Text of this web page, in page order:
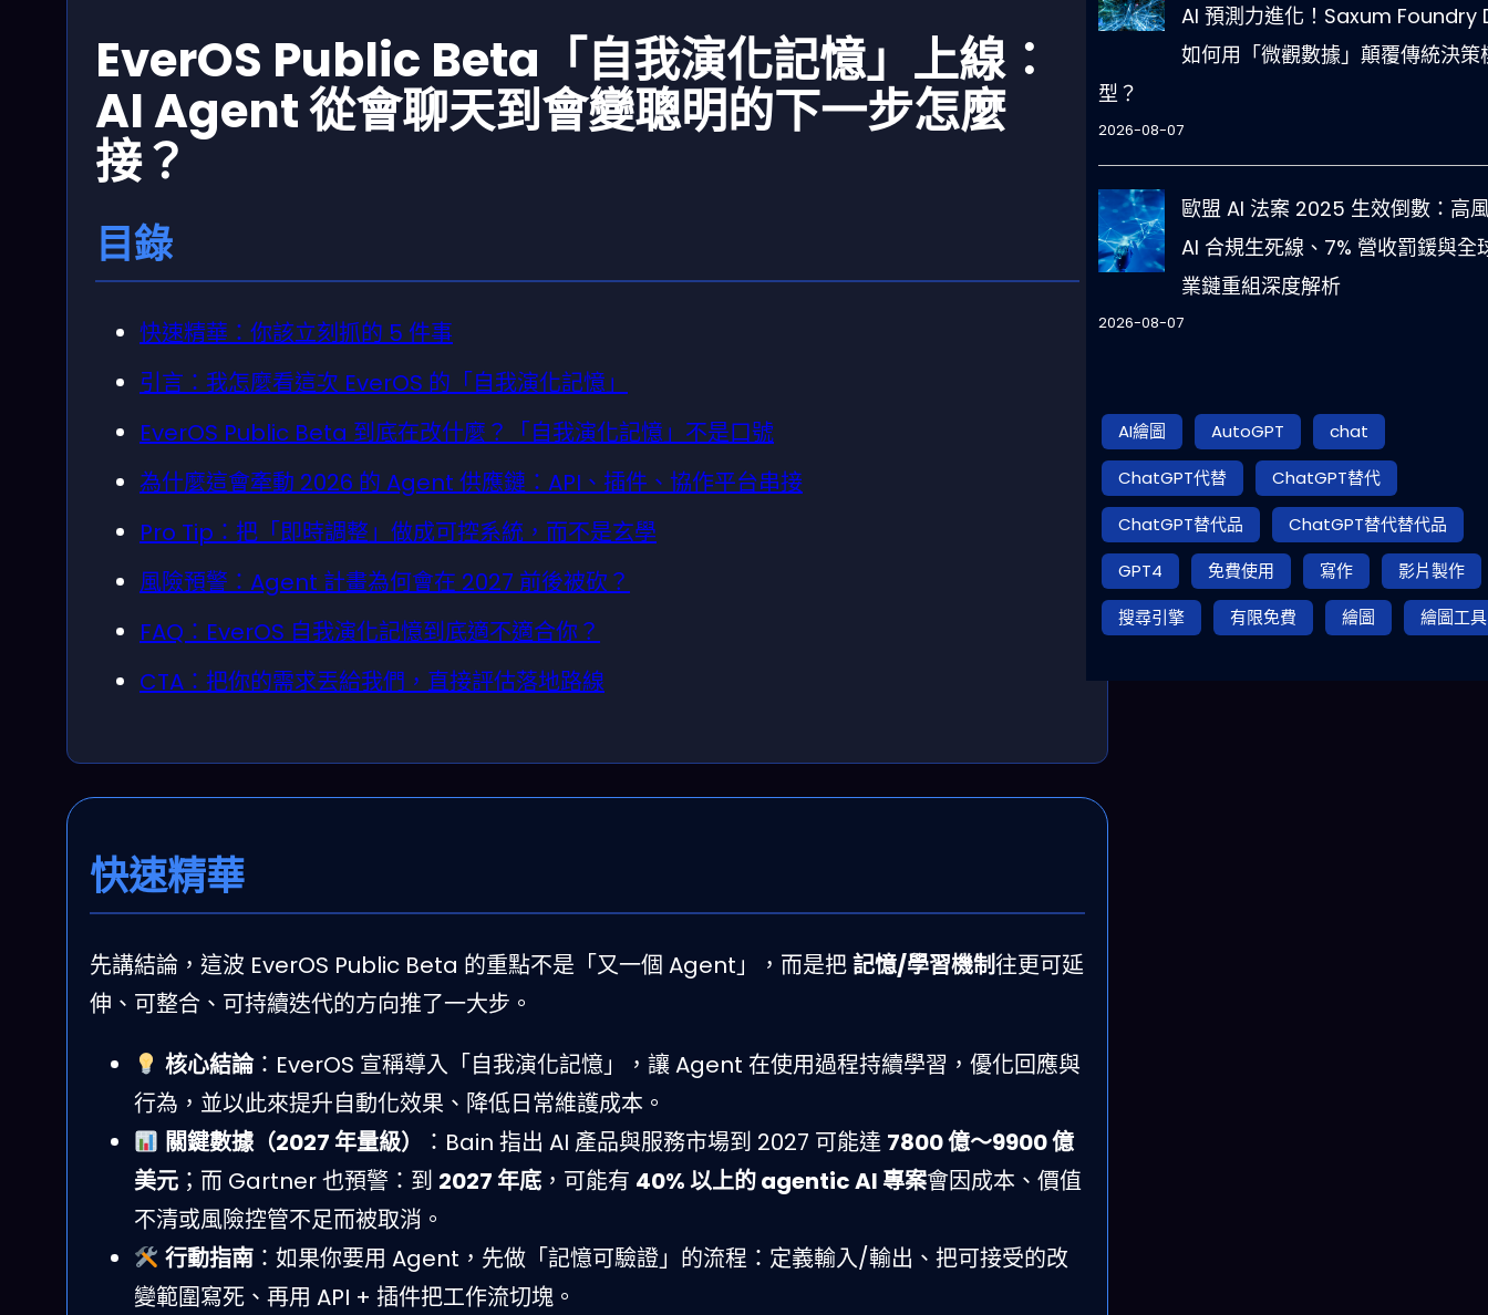
EverOS Public Beta「自我演化記憶」上線：
AI Agent 從會聊天到會變聰明的下一步怎麼
接？
目錄
快速精華：你該立刻抓的 5 件事
引言：我怎麼看這次 EverOS 的「自我演化記憶」
EverOS Public Beta 到底在改什麼？「自我演化記憶」不是口號
為什麼這會牽動 2026 的 Agent 供應鏈：API、插件、協作平台串接
Pro Tip：把「即時調整」做成可控系統，而不是玄學
風險預警：Agent 計畫為何會在 2027 前後被砍？
FAQ：EverOS 自我演化記憶到底適不適合你？
CTA：把你的需求丟給我們，直接評估落地路線
快速精華
先講結論，這波 EverOS Public Beta 的重點不是「又一個 Agent」，而是把記憶/學習機制往更可延
伸、可整合、可持續迭代的方向推了一大步。
核心結論：EverOS 宣稱導入「自我演化記憶」，讓 Agent 在使用過程持續學習，優化回應與
行為，並以此來提升自動化效果、降低日常維護成本。
關鍵數據（2027 年量級）
：Bain 指出 AI 產品與服務市場到 2027 可能達 7800 億～9900 億
美元 ；而 Gartner 也預警：到 2027 年底 ，可能有 40% 以上的 agentic AI 專案會因成本、價值
不清或風險控管不足而被取消。
行動指南：如果你要用 Agent，先做「記憶可驗證」的流程：定義輸入/輸出、把可接受的改
變範圍寫死、再用 API + 插件把工作流切塊。
AI 預測力進化！Saxum Foundry
如何用「微觀數據」顛覆傳統決策
型？
2026-08-07
歐盟 AI 法案 2025 生效倒數：高
AI 合規生死線、7% 營收罰鍰與全
業鏈重組深度解析
2026-08-07
AI繪圖 AutoGPT
chat
ChatGPT代替
ChatGPT替代
ChatGPT替代品
ChatGPT替代替代品
GPT4
免費使用 寫作
影片製作
搜尋引擎
有限免費 繪圖 繪圖工具